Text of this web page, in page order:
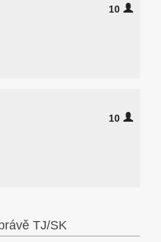
10
10
TJ/SK